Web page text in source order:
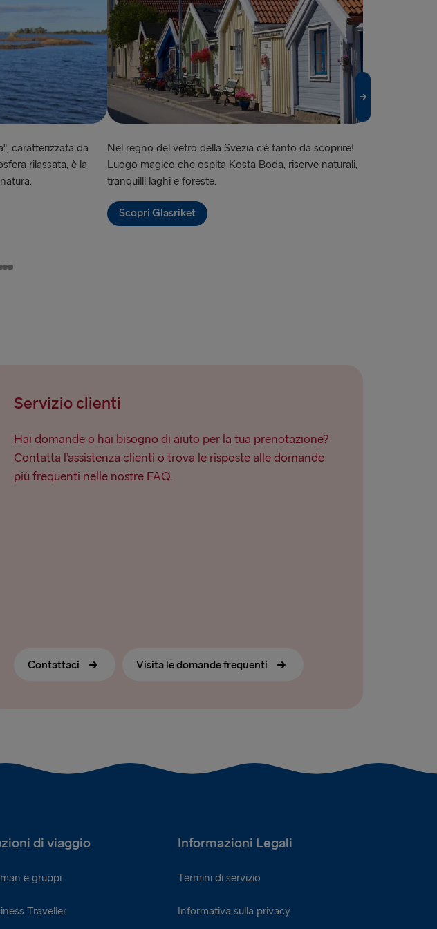
Liepāja → Travemünde
Liverpool → Belfast
Nynäshamn → Ventspils
Rosslare → Fishguard
Rostock → Trelleborg
Trelleborg → Rostock
Travemünde → Liepāja
Ventspils → Nynäshamn
caratterizzata da
rilassata, è la
Nel regno del vetro della Svezia c’è tanto da scoprire!
Luogo magico che ospita Kosta Boda, riserve naturali,
tranquilli laghi e foreste.
Scopri Glasriket
Servizio clienti
Hai domande o hai bisogno di aiuto per la tua prenotazione?
Contatta l’assistenza clienti o trova le risposte alle domande
più frequenti nelle nostre FAQ.
Contattaci Visita le domande frequenti
di viaggio Informazioni Legali
e gruppi
Traveller
Termini di servizio
Informativa sulla privacy